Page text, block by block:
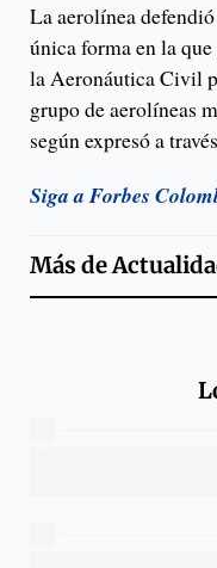
La aerolínea
única forma en la
la Aeronáutica Civil
grupo de aerolíneas
según expresó a
Siga a Forbes
Más de